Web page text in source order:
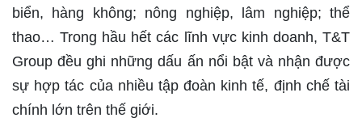
biển, hàng không; nông nghiệp, lâm nghiệp; thể
thao… Trong hầu hết các lĩnh vực kinh doanh, T&T
Group đều ghi những dấu ấn nổi bật và nhận được
sự hợp tác của nhiều tập đoàn kinh tế, định chế tài
chính lớn trên thế giới.